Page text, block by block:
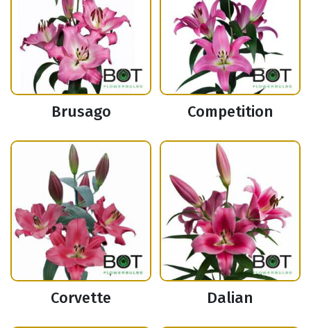
Brusago Competition
Corvette Dalian